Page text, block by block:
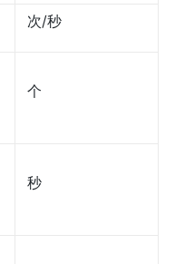
次/秒
个
秒